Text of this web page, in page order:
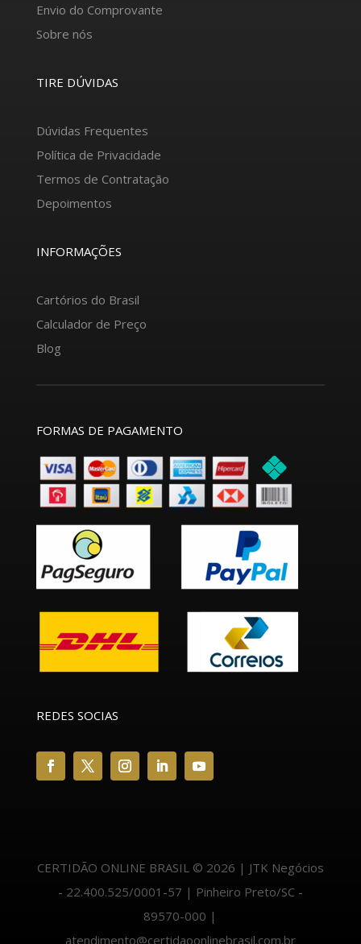
Envio do Comprovante
Sobre nós
TIRE DÚVIDAS
Dúvidas Frequentes
Política de Privacidade
Termos de Contratação
Depoimentos
INFORMAÇÕES
Cartórios do Brasil
Calculador de Preço
Blog
FORMAS DE PAGAMENTO
REDES SOCIAS
CERTIDÃO ONLINE BRASIL © 2026 | JTK Negócios
- 22.400.525/0001-57 | Pinheiro Preto/SC -
89570-000 |
atendimento@certidaoonlinebrasil.com.br